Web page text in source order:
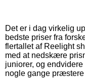
Det er i dag virkelig
bedste priser fra
flertallet af Reelight
med at nedskære
juniorer, og
nogle gange